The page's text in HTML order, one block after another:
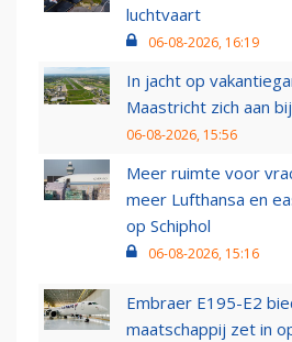
luchtvaart
06-08-2026, 16:19
In jacht op
Maastricht zich aan
06-08-2026, 15:56
Meer ruimte voor
meer Lufthansa en
op Schiphol
06-08-2026, 15:16
Embraer E195-E2
maatschappij zet in